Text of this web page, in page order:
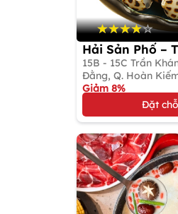
Hải Sản Phố –
15B - 15C Trần
Đằng, Q. Hoàn
Giảm 8%
Chuyên hải sản
Đặt